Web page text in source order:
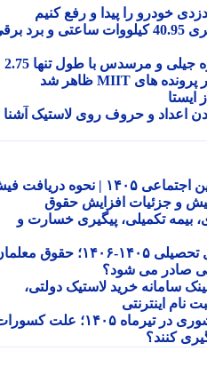
را پیدا و رفع کنیم
نیسان NX7 پلاگین هیبرید با باتری 40.95 کیلووات ساعتی و برد برقی
Smart #2؛ میکرو-برقی دو نفره جیلی و مرسدس با طول تنها 2.75
و حروف روی لاستیک آشنا
فیش حقوقی بازنشستگان تامین اجتماعی ۱۴۰۵ | نحوه دریافت فیش
جزئیات افزایش حقوق
دی، بیمه تکمیلی، پیگیری خسارت و
حکم حقوقی نومعلمان در سال تحصیلی ۱۴۰۵-۱۴۰۶؛ حقوق معلمان
می شود؟
دولتی ۱۴۰۵؛ لینک سامانه خرید لاستیک دولتی،
اینترنتی
کسر از حقوق بازنشستگان کشوری در تیرماه ۱۴۰۵؛ علت کسورات
کنند؟